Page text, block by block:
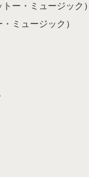
トー・ミュージック ）
・ミュージック ）